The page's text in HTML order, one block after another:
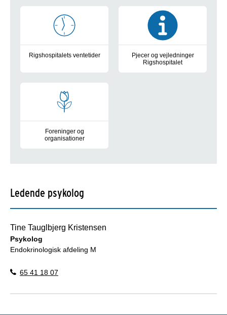
Rigshospitalets ventetider
Pjecer og vejledninger
Rigshospitalet
Foreninger og
organisationer
Ledende psykolog
Tine Tauglbjerg Kristensen
Psykolog
Endokrinologisk afdeling M
65 41 18 07